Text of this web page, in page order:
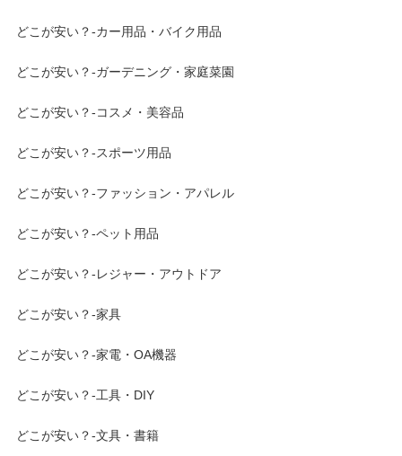
どこが安い？-カー用品・バイク用品
どこが安い？-ガーデニング・家庭菜園
どこが安い？-コスメ・美容品
どこが安い？-スポーツ用品
どこが安い？-ファッション・アパレル
どこが安い？-ペット用品
どこが安い？-レジャー・アウトドア
どこが安い？-家具
どこが安い？-家電・OA機器
どこが安い？-工具・DIY
どこが安い？-文具・書籍